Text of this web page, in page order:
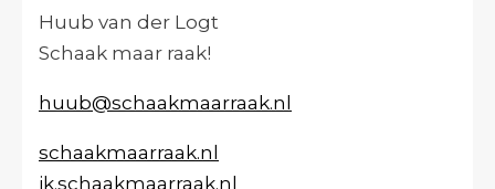
Huub van der Logt
Schaak maar raak!
huub@schaakmaarraak.nl
schaakmaarraak.nl
ik.schaakmaarraak.nl